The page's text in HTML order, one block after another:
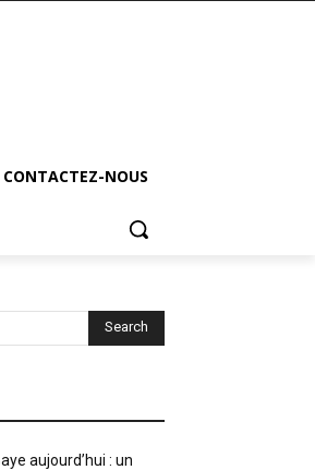
CONTACTEZ-NOUS
Search
aujourd’hui : un